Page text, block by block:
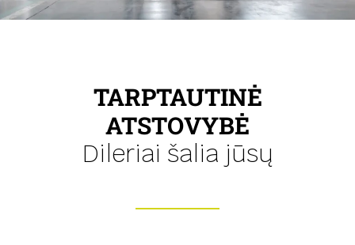
TARPTAUTINĖ
ATSTOVYBĖ
Dileriai šalia jūsų